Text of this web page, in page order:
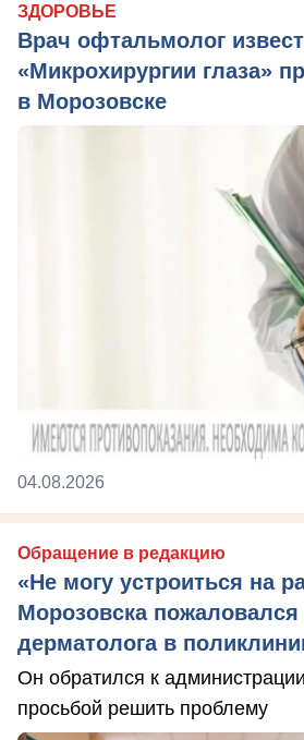
ЗДОРОВЬЕ
Врач офтальмолог
«Микрохирургии глаза»
в Морозовске
04.08.2026
Обращение в редакцию
«Не могу устроиться на
Морозовска пожаловался
дерматолога в
Он обратился к
просьбой решить проблему